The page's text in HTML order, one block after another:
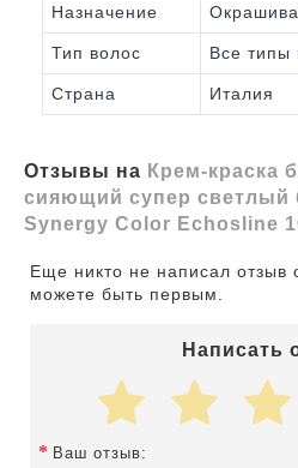
Назначение
Тип волос Все типы
Страна Италия
Отзывы на Крем-краска
сияющий супер светлый
Synergy Color Echosline
Еще никто не написал отзыв
можете быть первым.
Написать
Ваш отзыв: